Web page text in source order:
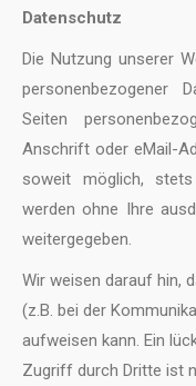
Datenschutz
Die Nutzung unserer
personenbezogener
Seiten
Anschrift oder eMail-
soweit möglich,
werden ohne Ihre
weitergegeben.
Wir weisen darauf hin,
(z.B. bei der
aufweisen kann. Ein
Zugriff durch Dritte ist